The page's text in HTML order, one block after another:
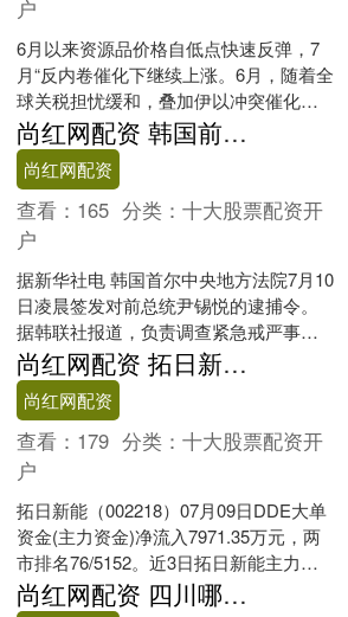
户
6月以来资源品价格自低点快速反弹，7
月“反内卷催化下继续上涨。6月，随着全
球关税担忧缓和，叠加伊以冲突催化，
南华商品指数自低点反弹超6%，7月”反
内卷催化下继续....
尚红网配资 韩国前总统尹锡悦获释4个月后再被捕_调查_讯问_嫌疑人
尚红网配资
查看： 165 分类：十大股票配资开
户
据新华社电 韩国首尔中央地方法院7月10
日凌晨签发对前总统尹锡悦的逮捕令。
据韩联社报道，负责调查紧急戒严事件
的特检组随后实施逮捕。这是尹锡悦获
释4个月后再次被捕....
尚红网配资 拓日新能主力资金持续净流入，3日共净流入2.22亿元
尚红网配资
查看： 179 分类：十大股票配资开
户
拓日新能（002218）07月09日DDE大单
资金(主力资金)净流入7971.35万元，两
市排名76/5152。近3日拓日新能主力资
金持续流入，3日共净流入2.....
尚红网配资 四川哪些行业收入高？最新调查出炉